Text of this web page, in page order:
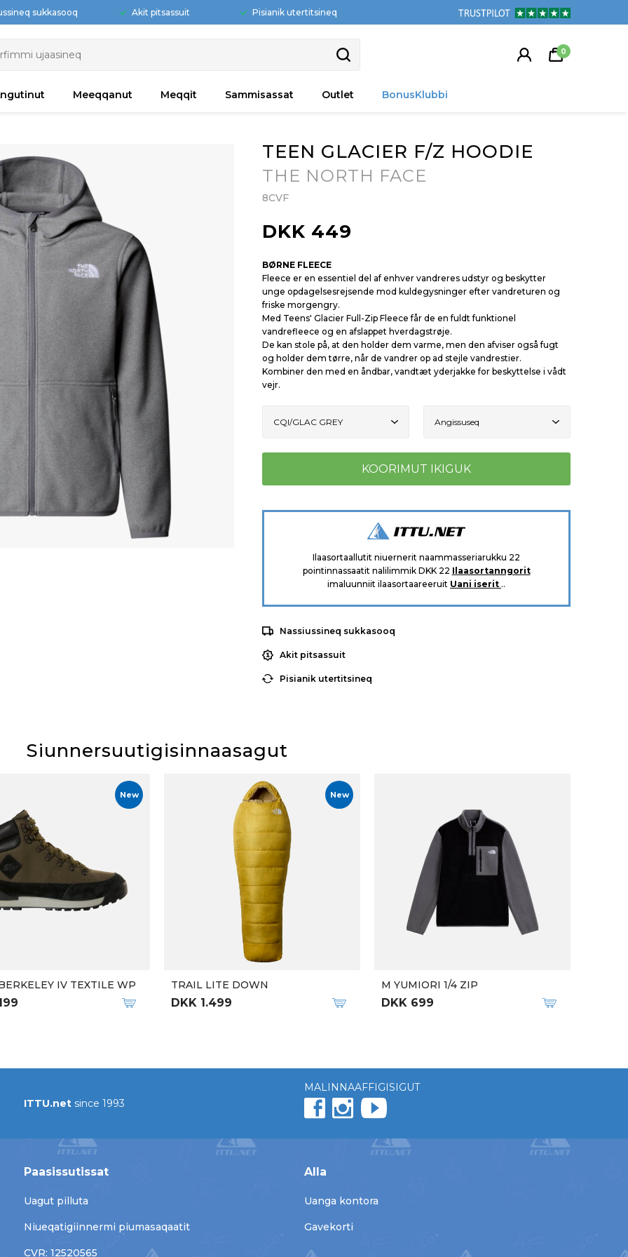
sukkasooq Akit pitsassuit Pisianik utertitsineq
0
Meeqqanut Meqqit Sammisassat Outlet BonusKlubbi
TEEN GLACIER F/Z HOODIE
THE NORTH FACE
8CVF
DKK 449
BØRNE FLEECE
Fleece er en essentiel del af enhver vandreres udstyr og beskytter
unge opdagelsesrejsende mod kuldegysninger efter vandreturen og
friske morgengry.
Med Teens' Glacier Full-Zip Fleece får de en fuldt funktionel
vandrefleece og en afslappet hverdagstrøje.
De kan stole på, at den holder dem varme, men den afviser også fugt
og holder dem tørre, når de vandrer op ad stejle vandrestier.
Kombiner den med en åndbar, vandtæt yderjakke for beskyttelse i vådt
vejr.
Ilaasortaallutit niuernerit naammasseriarukku 22
pointinnassaatit nalilimmik DKK 22 Ilaasortanngorit
imaluunniit ilaasortaareeruit Uani iserit ..
Nassiussineq sukkasooq
Akit pitsassuit
Pisianik utertitsineq
Siunnersuutigisinnaasagut
New
IV TEXTILE WP
New
TRAIL LITE DOWN
DKK 1.499
M YUMIORI 1/4 ZIP
DKK 699
ITTU.net since 1993
MALINNAAFFIGISIGUT
Paasissutissat
Uagut pilluta
Niueqatigiinnermi piumasaqaatit
CVR: 12520565
Alla
Uanga kontora
Gavekorti